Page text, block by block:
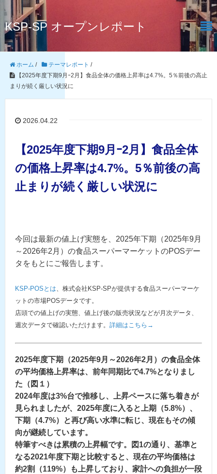
KSP-SP オープンレポート
ホーム / テーマレポート /
【2025年度下期9月ｰ2月】食品全体の価格上昇率は4.7%。5％前後の高止
まりが続く厳しい状況に
2026.04.22
【2025年度下期9月ｰ2月】食品全体
の価格上昇率は4.7%。5％前後の高
止まりが続く厳しい状況に
今回は最新の値上げ実態を、2025年下期（2025年9月
～2026年2月）の食品スーパーマーケットのPOSデー
タをもとにご報告します。
KSP-POSとは 、株式会社KSP-SPが提供する食品スーパーマーケ
ットの市場POSデータです。
店頭での値上げの実態、値上げ後の販売状況などが月次データ、
週次データで確認いただけます。 詳細はこちら→
2025年度下期（2025年9月～2026年2月）の食品全体
の平均価格上昇率は、前年同期比で4.7%となりまし
た（図１）
2024年度は3%台で推移し、上昇ペースに落ち着きが
見られましたが、2025年度に入ると上期（5.8%）、
下期（4.7%）と再び高い水準に転じ、現在もその傾
向が継続しています。
特筆すべきは累積の上昇幅です。図1の通り、基準と
なる2021年度下期と比較すると、現在の平均価格は
約2割（119%）も上昇しており、家計への負担が一段